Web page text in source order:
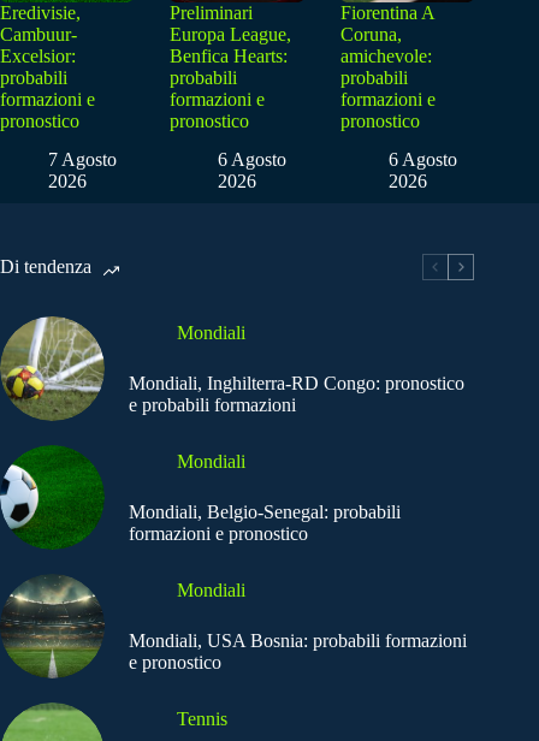
Eredivisie,
Cambuur-
Excelsior:
probabili
formazioni e
pronostico
7 Agosto
2026
Preliminari
Europa League,
Benfica Hearts:
probabili
formazioni e
pronostico
6 Agosto
2026
Fiorentina A
Coruna,
amichevole:
probabili
formazioni e
pronostico
6 Agosto
2026
Di tendenza
Mondiali
Mondiali, Inghilterra-RD Congo: pronostico
e probabili formazioni
Mondiali
Mondiali, Belgio-Senegal: probabili
formazioni e pronostico
Mondiali
Mondiali, USA Bosnia: probabili formazioni
e pronostico
Tennis